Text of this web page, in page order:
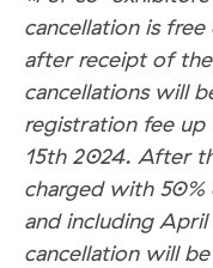
cancellation is
after receipt of
cancellations will
registration fee
15th 2024. After
charged with
and including
cancellation will